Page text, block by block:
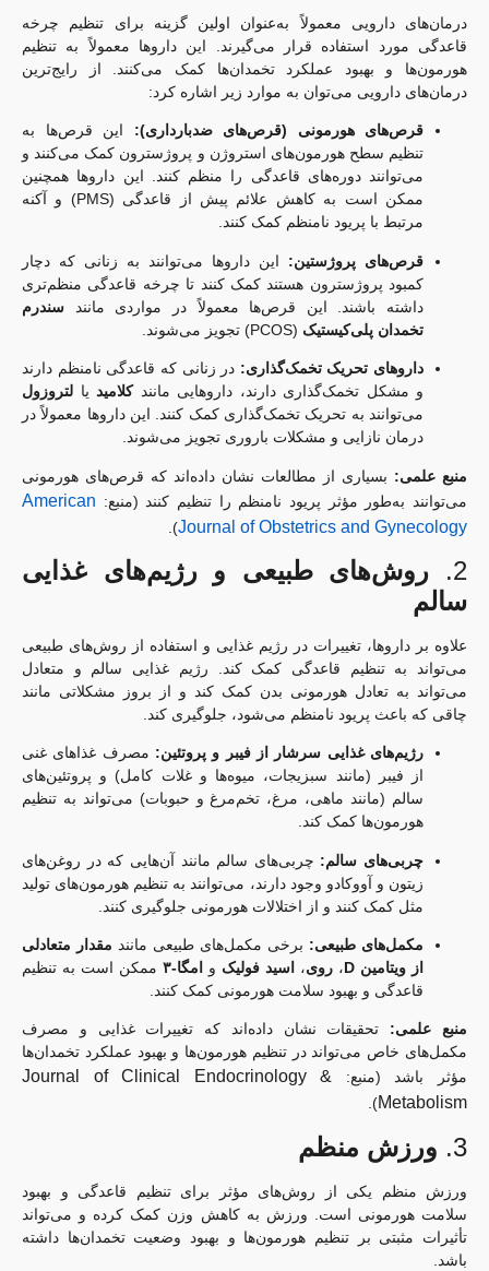
درمان‌های دارویی معمولاً به‌عنوان اولین گزینه برای تنظیم چرخه
قاعدگی مورد استفاده قرار می‌گیرند. این داروها معمولاً به تنظیم
هورمون‌ها و بهبود عملکرد تخمدان‌ها کمک می‌کنند. از رایج‌ترین
درمان‌های دارویی می‌توان به موارد زیر اشاره کرد:
قرص‌های هورمونی (قرص‌های ضدبارداری):این قرص‌ها به
تنظیم سطح هورمون‌های استروژن و پروژسترون کمک می‌کنند و
می‌توانند دوره‌های قاعدگی را منظم کنند. این داروها همچنین
ممکن است به کاهش علائم پیش از قاعدگی (PMS) و آکنه
مرتبط با پریود نامنظم کمک کنند.
قرص‌های پروژستین:این داروها می‌توانند به زنانی که دچار
کمبود پروژسترون هستند کمک کنند تا چرخه قاعدگی منظم‌تری
داشته باشند. این قرص‌ها معمولاً در مواردی مانند
سندرم
تخمدان پلی‌کیستیک(PCOS) تجویز می‌شوند.
داروهای تحریک تخمک‌گذاری:در زنانی که قاعدگی نامنظم دارند
و مشکل تخمک‌گذاری دارند، داروهایی مانند کلامیدیالتروزول
می‌توانند به تحریک تخمک‌گذاری کمک کنند. این داروها معمولاً در
درمان نازایی و مشکلات باروری تجویز می‌شوند.
منبع علمی: بسیاری از مطالعات نشان داده‌اند که قرص‌های هورمونی
می‌توانند به‌طور مؤثر پریود نامنظم را تنظیم کنند (منبع:American
Journal of Obstetrics and Gynecology
).
2.
روش‌های طبیعی و رژیم‌های غذایی
سالم
علاوه بر داروها، تغییرات در رژیم غذایی و استفاده از روش‌های طبیعی
می‌تواند به تنظیم قاعدگی کمک کند. رژیم غذایی سالم و متعادل
می‌تواند به تعادل هورمونی بدن کمک کند و از بروز مشکلاتی مانند
چاقی که باعث پریود نامنظم می‌شود، جلوگیری کند.
رژیم‌های غذایی سرشار از فیبر و پروتئین:مصرف غذاهای غنی
از فیبر (مانند سبزیجات، میوه‌ها و غلات کامل) و پروتئین‌های
سالم (مانند ماهی، مرغ، تخم‌مرغ و حبوبات) می‌تواند به تنظیم
هورمون‌ها کمک کند.
چربی‌های سالم:چربی‌های سالم مانند آن‌هایی که در روغن‌های
زیتون و آووکادو وجود دارند، می‌توانند به تنظیم هورمون‌های تولید
مثل کمک کنند و از اختلالات هورمونی جلوگیری کنند.
مکمل‌های طبیعی: برخی مکمل‌های طبیعی مانندمقدار متعادلی
از ویتامین D
،روی،اسید فولیکوامگا-۳ ممکن است به تنظیم
قاعدگی و بهبود سلامت هورمونی کمک کنند.
منبع علمی:تحقیقات نشان داده‌اند که تغییرات غذایی و مصرف
مکمل‌های خاص می‌تواند در تنظیم هورمون‌ها و بهبود عملکرد تخمدان‌ها
مؤثر باشد (منبع:
Journal of Clinical Endocrinology &
Metabolism
).
3. ورزش منظم
ورزش منظم یکی از روش‌های مؤثر برای تنظیم قاعدگی و بهبود
سلامت هورمونی است. ورزش به کاهش وزن کمک کرده و می‌تواند
تأثیرات مثبتی بر تنظیم هورمون‌ها و بهبود وضعیت تخمدان‌ها داشته
باشد.